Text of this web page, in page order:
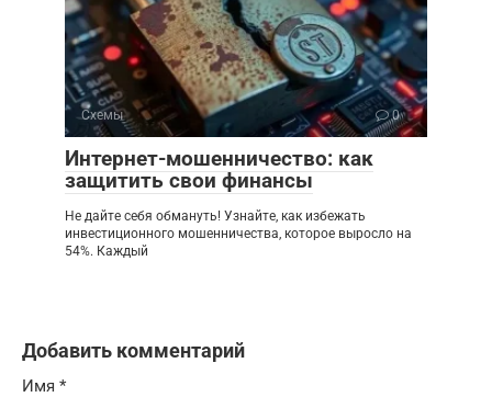
Схемы 0
Интернет-мошенничество: как
защитить свои финансы
Не дайте себя обмануть! Узнайте, как избежать
инвестиционного мошенничества, которое выросло на
54%. Каждый
Добавить комментарий
Имя *